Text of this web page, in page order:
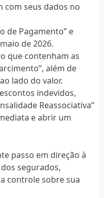
com seus dados no
de Pagamento” e
de 2026.
que contenham as
além de
lado do valor.
indevidos,
Reassociativa”
e abrir um
passo em direção à
segurados,
controle sobre sua